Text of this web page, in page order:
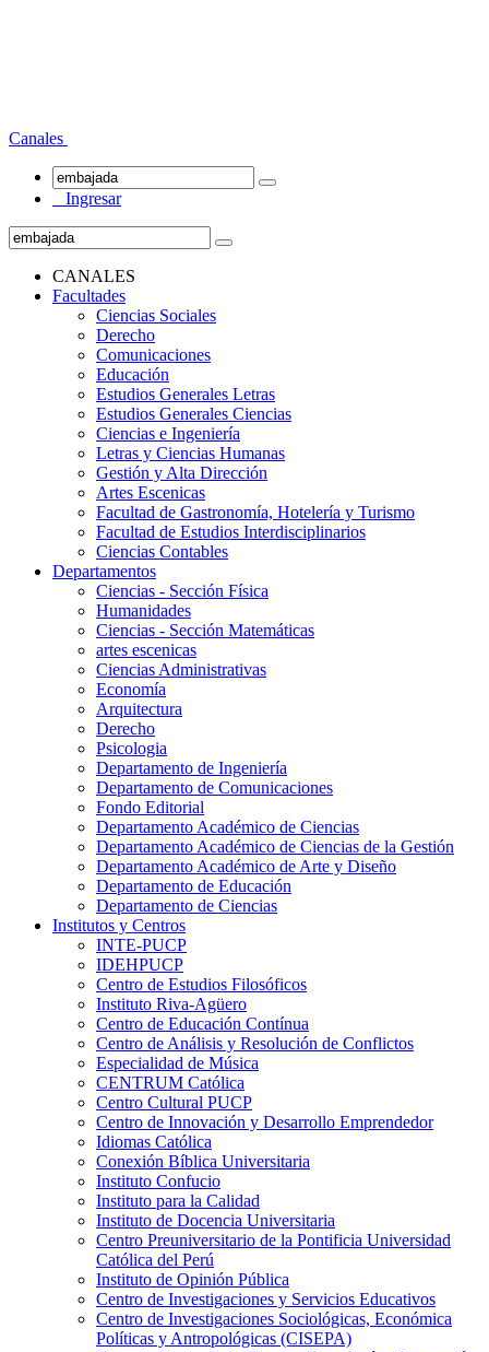
Canales
Ingresar
CANALES
Facultades
Ciencias Sociales
Derecho
Comunicaciones
Educación
Estudios Generales Letras
Estudios Generales Ciencias
Ciencias e Ingeniería
Letras y Ciencias Humanas
Gestión y Alta Dirección
Artes Escenicas
Facultad de Gastronomía, Hotelería y Turismo
Facultad de Estudios Interdisciplinarios
Ciencias Contables
Departamentos
Ciencias - Sección Física
Humanidades
Ciencias - Sección Matemáticas
artes escenicas
Ciencias Administrativas
Economía
Arquitectura
Derecho
Psicologia
Departamento de Ingeniería
Departamento de Comunicaciones
Fondo Editorial
Departamento Académico de Ciencias
Departamento Académico de Ciencias de la Gestión
Departamento Académico de Arte y Diseño
Departamento de Educación
Departamento de Ciencias
Institutos y Centros
INTE-PUCP
IDEHPUCP
Centro de Estudios Filosóficos
Instituto Riva-Agüero
Centro de Educación Contínua
Centro de Análisis y Resolución de Conflictos
Especialidad de Música
CENTRUM Católica
Centro Cultural PUCP
Centro de Innovación y Desarrollo Emprendedor
Idiomas Católica
Conexión Bíblica Universitaria
Instituto Confucio
Instituto para la Calidad
Instituto de Docencia Universitaria
Centro Preuniversitario de la Pontificia Universidad
Católica del Perú
Instituto de Opinión Pública
Centro de Investigaciones y Servicios Educativos
Centro de Investigaciones Sociológicas, Económica
Políticas y Antropológicas (CISEPA)